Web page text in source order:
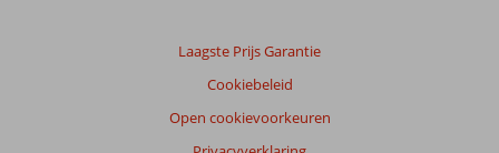
Laagste Prijs Garantie
Cookiebeleid
Open cookievoorkeuren